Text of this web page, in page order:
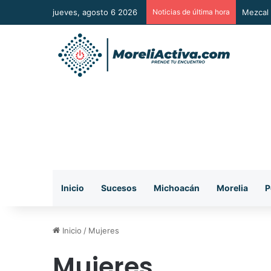
jueves, agosto 6 2026 Noticias de última hora Vuelca
Inicio Sucesos Michoacán Morelia
Inicio / Mujeres